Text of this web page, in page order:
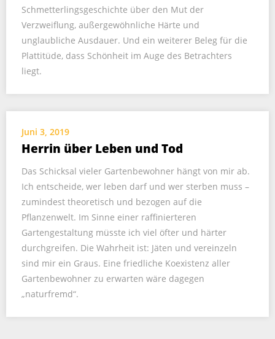
Schmetterlingsgeschichte über den Mut der
Verzweiflung, außergewöhnliche Härte und
unglaubliche Ausdauer. Und ein weiterer Beleg für die
Plattitüde, dass Schönheit im Auge des Betrachters
liegt.
Juni 3, 2019
Herrin über Leben und Tod
Das Schicksal vieler Gartenbewohner hängt von mir ab.
Ich entscheide, wer leben darf und wer sterben muss –
zumindest theoretisch und bezogen auf die
Pflanzenwelt. Im Sinne einer raffinierteren
Gartengestaltung müsste ich viel öfter und härter
durchgreifen. Die Wahrheit ist: Jäten und vereinzeln
sind mir ein Graus. Eine friedliche Koexistenz aller
Gartenbewohner zu erwarten wäre dagegen
„naturfremd“.